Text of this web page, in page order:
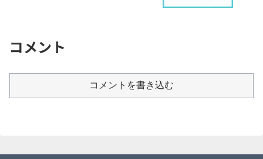
コメント
コメントを書き込む